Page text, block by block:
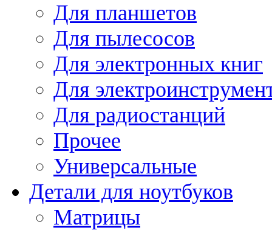
Для планшетов
Для пылесосов
Для электронных книг
Для
Для радиостанций
Прочее
Универсальные
Детали для ноутбуков
Матрицы